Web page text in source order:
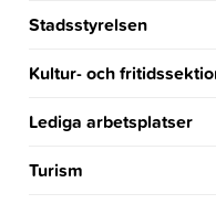
Stadsstyrelsen
Kultur- och
Lediga arbetsplatser
Turism